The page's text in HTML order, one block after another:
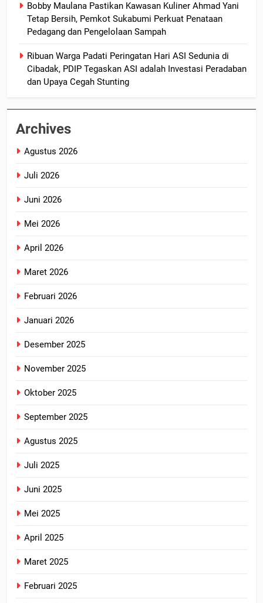
Bobby Maulana Pastikan Kawasan Kuliner Ahmad Yani
Tetap Bersih, Pemkot Sukabumi Perkuat Penataan
Pedagang dan Pengelolaan Sampah
Ribuan Warga Padati Peringatan Hari ASI Sedunia di
Cibadak, PDIP Tegaskan ASI adalah Investasi Peradaban
dan Upaya Cegah Stunting
Archives
Agustus 2026
Juli 2026
Juni 2026
Mei 2026
April 2026
Maret 2026
Februari 2026
Januari 2026
Desember 2025
November 2025
Oktober 2025
September 2025
Agustus 2025
Juli 2025
Juni 2025
Mei 2025
April 2025
Maret 2025
Februari 2025